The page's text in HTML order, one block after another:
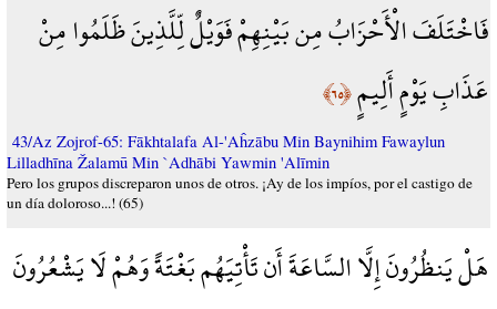
فَاخْتَلَفَ الْأَحْزَابُ مِن بَيْنِهِمْ فَوَيْلٌ لِّلَّذِينَ ظَلَمُوا مِنْ
عَذَابِ يَوْمٍ أَلِيمٍ﴿٦٥﴾
43/Az Zojrof-65: Fākhtalafa Al-'Aĥzābu Min Baynihim Fawaylun
Lilladhīna Žalamū Min `Adhābi Yawmin 'Alīmin
Pero los grupos discreparon unos de otros. ¡Ay de los impíos, por el castigo de
un día doloroso...! (65)
هَلْ يَنظُرُونَ إِلَّا السَّاعَةَ أَن تَأْتِيَهُم بَغْتَةً وَهُمْ لَا يَشْعُرُونَ